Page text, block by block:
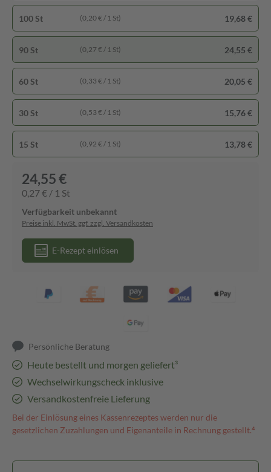
100 St (0,20 € / 1 St) 19,68 €
90 St (0,27 € / 1 St) 24,55 €
60 St (0,33 € / 1 St) 20,05 €
30 St (0,53 € / 1 St) 15,76 €
15 St (0,92 € / 1 St) 13,78 €
24,55 €
0,27 € / 1 St
Verfügbarkeit unbekannt
Preise inkl. MwSt. ggf. zzgl. Versandkosten
E-Rezept einlösen
Persönliche Beratung
Heute bestellt und morgen geliefert³
Wechselwirkungscheck inklusive
Versandkostenfreie Lieferung
Bei der Einlösung eines Kassenrezeptes werden nur die
gesetzlichen Zuzahlungen und Eigenanteile in Rechnung gestellt.⁴